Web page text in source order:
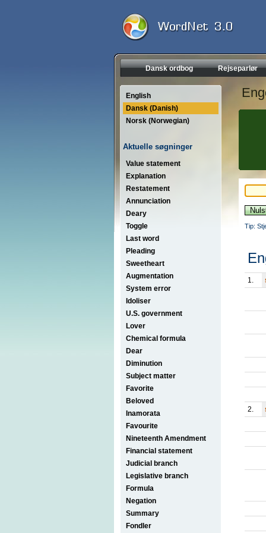
Dansk ordbog Rejseparlør
English
Dansk (Danish)
Norsk (Norwegian)
Aktuelle søgninger
Value statement
Explanation
Restatement
Annunciation
Deary
Toggle
Last word
Pleading
Sweetheart
Augmentation
System error
Idoliser
U.S. government
Lover
Chemical formula
Dear
Diminution
Subject matter
Favorite
Beloved
Inamorata
Favourite
Nineteenth Amendment
Financial statement
Judicial branch
Legislative branch
Formula
Negation
Summary
Fondler
Tip:
1.
2.